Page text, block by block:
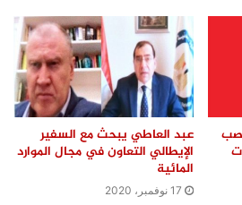
عبد العاطي يبحث مع السفير
الإيطالي التعاون في مجال الموارد
المائية
17 نوفمبر، 2020